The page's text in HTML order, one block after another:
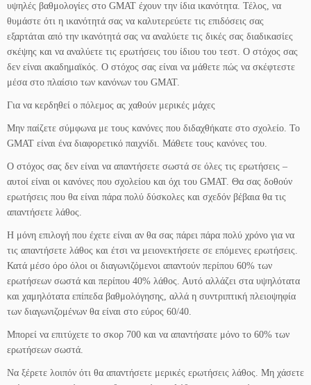
υψηλές βαθμολογίες στο GMAT έχουν την ίδια ικανότητα. Τέλος, να
θυμάστε ότι η ικανότητά σας να καλυτερεύετε τις επιδόσεις σας
εξαρτάται από την ικανότητά σας να αναλύετε τις δικές σας διαδικασίες
σκέψης και να αναλύετε τις ερωτήσεις του ίδιου του τεστ. Ο στόχος σας
δεν είναι ακαδημαϊκός. Ο στόχος σας είναι να μάθετε πώς να σκέφτεστε
μέσα στο πλαίσιο των κανόνων του GMAT.
Για να κερδηθεί ο πόλεμος ας χαθούν μερικές μάχες
Μην παίζετε σύμφωνα με τους κανόνες που διδαχθήκατε στο σχολείο. Το
GMAT είναι ένα διαφορετικό παιχνίδι. Μάθετε τους κανόνες του.
Ο στόχος σας δεν είναι να απαντήσετε σωστά σε όλες τις ερωτήσεις –
αυτοί είναι οι κανόνες που σχολείου και όχι του GMAT. Θα σας δοθούν
ερωτήσεις που θα είναι πάρα πολύ δύσκολες και σχεδόν βέβαια θα τις
απαντήσετε λάθος.
Η μόνη επιλογή που έχετε είναι αν θα σας πάρει πάρα πολύ χρόνο για να
τις απαντήσετε λάθος και έτσι να μειονεκτήσετε σε επόμενες ερωτήσεις.
Κατά μέσο όρο όλοι οι διαγωνιζόμενοι απαντούν περίπου 60% των
ερωτήσεων σωστά και περίπου 40% λάθος. Αυτό αλλάζει στα υψηλότατα
και χαμηλότατα επίπεδα βαθμολόγησης, αλλά η συντριπτική πλειοψηφία
των διαγωνιζομένων θα είναι στο εύρος 60/40.
Μπορεί να επιτύχετε το σκορ 700 και να απαντήσατε μόνο το 60% των
ερωτήσεων σωστά.
Να ξέρετε λοιπόν ότι θα απαντήσετε μερικές ερωτήσεις λάθος. Μη χάσετε